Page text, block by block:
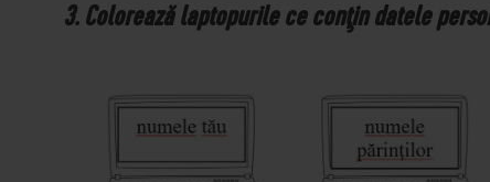
3. Colorează laptopurile ce conţin datele